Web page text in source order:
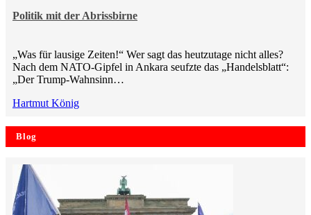
Politik mit der Abrissbirne
„Was für lausige Zeiten!“ Wer sagt das heutzutage nicht alles?
Nach dem NATO-Gipfel in Ankara seufzte das „Handelsblatt“:
„Der Trump-Wahnsinn…
Hartmut König
Blog